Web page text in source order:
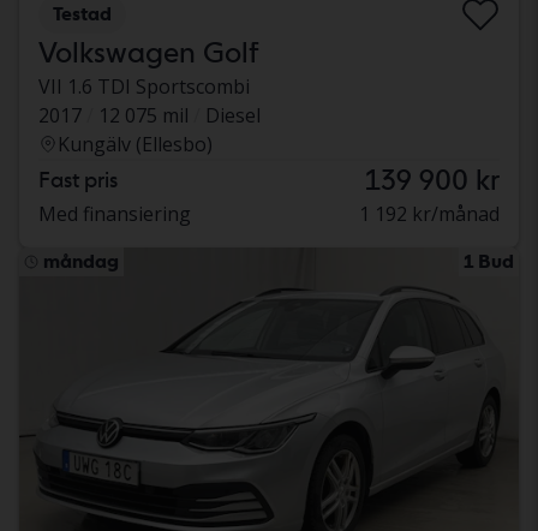
Testad
Volkswagen Golf
VII 1.6 TDI Sportscombi
2017
12 075 mil
Diesel
Kungälv (Ellesbo)
Fast pris 139 900 kr
Med finansiering 1 192 kr/månad
måndag 1 Bud